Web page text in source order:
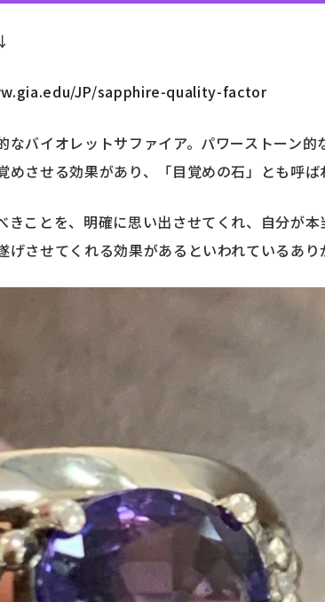
JP/sapphire-quality-factor
なバイオレットサファイア。パワーストーン的
めさせる効果があり、「目覚めの石」とも呼ば
きことを、明確に思い出させてくれ、自分が本
げさせてくれる効果があるといわれているあり